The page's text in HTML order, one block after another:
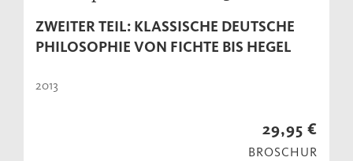
ZWEITER TEIL: KLASSISCHE DEUTSCHE
PHILOSOPHIE VON FICHTE BIS HEGEL
2013
29,95 €
BROSCHUR